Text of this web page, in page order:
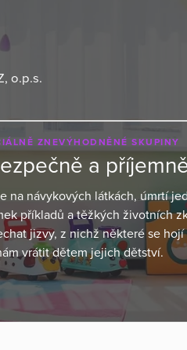
o.p.s.
ZNEVÝHODNĚNÉ SKUPINY
a
na návykových látkách, úmrtí
příkladů a těžkých životních
jizvy, z nichž některé se
vrátit dětem jejich dětství.